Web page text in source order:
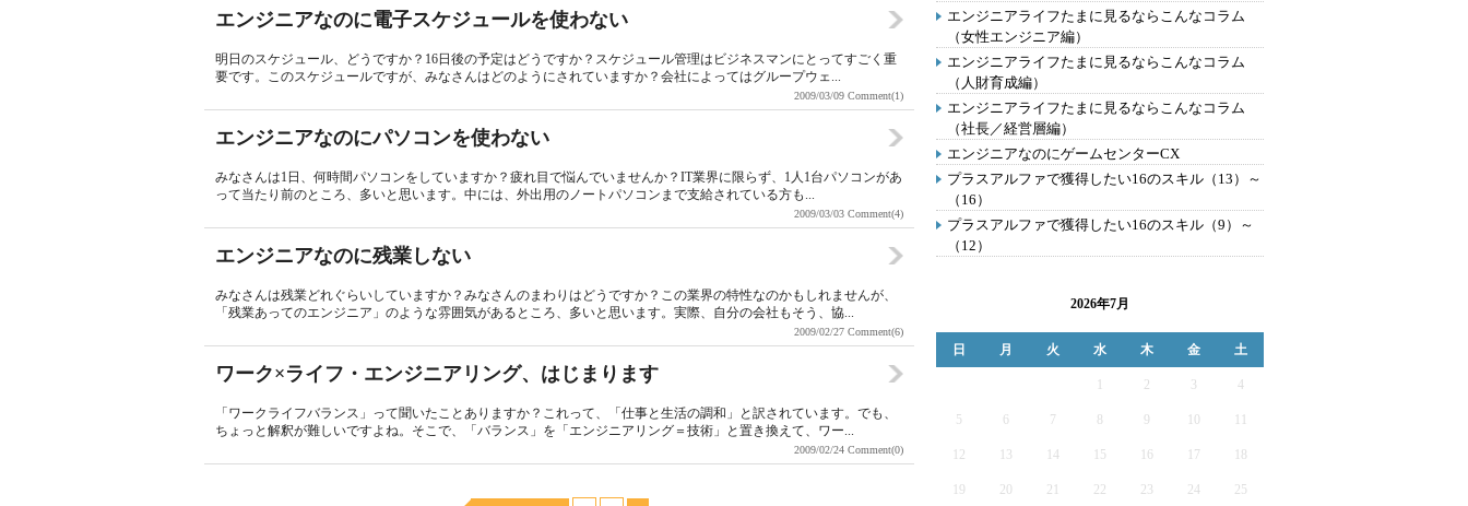
エンジニアなのに電子スケジュールを使わない
明日のスケジュール、どうですか？16日後の予定はどうですか？スケジュール管理はビジネスマンにとってすごく重
要です。このスケジュールですが、みなさんはどのようにされていますか？会社によってはグループウェ...
2009/03/09 Comment(1)
エンジニアなのにパソコンを使わない
みなさんは1日、何時間パソコンをしていますか？疲れ目で悩んでいませんか？IT業界に限らず、1人1台パソコンがあ
って当たり前のところ、多いと思います。中には、外出用のノートパソコンまで支給されている方も...
2009/03/03 Comment(4)
エンジニアなのに残業しない
みなさんは残業どれぐらいしていますか？みなさんのまわりはどうですか？この業界の特性なのかもしれませんが、
「残業あってのエンジニア」のような雰囲気があるところ、多いと思います。実際、自分の会社もそう、協...
2009/02/27 Comment(6)
ワーク×ライフ・エンジニアリング、はじまります
「ワークライフバランス」って聞いたことありますか？これって、「仕事と生活の調和」と訳されています。でも、
ちょっと解釈が難しいですよね。そこで、「バランス」を「エンジニアリング＝技術」と置き換えて、ワー...
2009/02/24 Comment(0)
エンジニアライフたまに見るならこんなコラム
（女性エンジニア編）
エンジニアライフたまに見るならこんなコラム
（人財育成編）
エンジニアライフたまに見るならこんなコラム
（社長／経営層編）
エンジニアなのにゲームセンターCX
プラスアルファで獲得したい16のスキル（13）～
（16）
プラスアルファで獲得したい16のスキル（9）～
（12）
2026年7月
日 月 火 水 木 金 土
2 3 4
5 6 7 9
12 13 14 15 16 17
19 20 21 22 23 24 25